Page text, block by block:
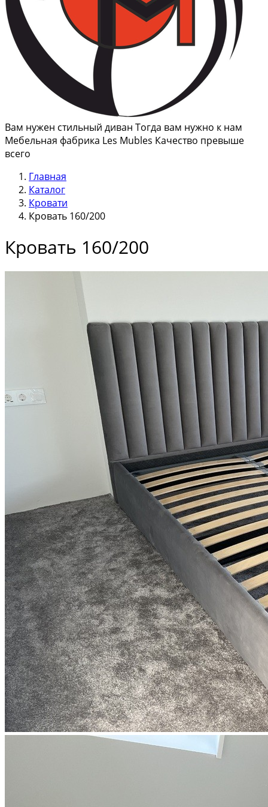
Вам нужен стильный диван Тогда вам нужно к нам
Мебельная фабрика Les Mubles Качество превыше
всего
Главная
Каталог
Кровати
Кровать 160/200
Кровать 160/200